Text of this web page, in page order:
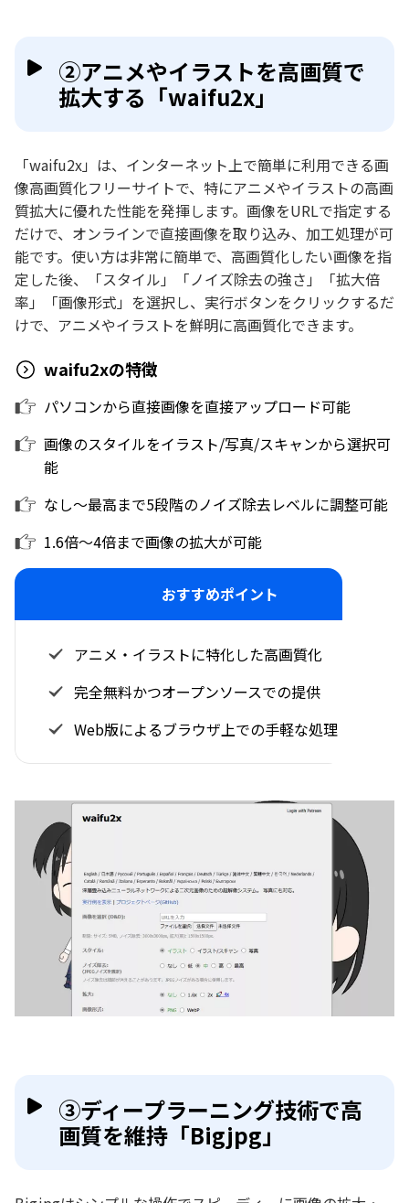
②アニメやイラストを高画質で
拡大する「waifu2x」
「waifu2x」は、インターネット上で簡単に利用できる画
像高画質化フリーサイトで、特にアニメやイラストの高画
質拡大に優れた性能を発揮します。画像をURLで指定する
だけで、オンラインで直接画像を取り込み、加工処理が可
能です。使い方は非常に簡単で、高画質化したい画像を指
定した後、「スタイル」「ノイズ除去の強さ」「拡大倍
率」「画像形式」を選択し、実行ボタンをクリックするだ
けで、アニメやイラストを鮮明に高画質化できます。
waifu2xの特徴
パソコンから直接画像を直接アップロード可能
画像のスタイルをイラスト/写真/スキャンから選択可
能
なし～最高まで5段階のノイズ除去レベルに調整可能
1.6倍～4倍まで画像の拡大が可能
おすすめポイント
アニメ・イラストに特化した高画質化
完全無料かつオープンソースでの提供
Web版によるブラウザ上での手軽な処理
③ディープラーニング技術で高
画質を維持「Bigjpg」